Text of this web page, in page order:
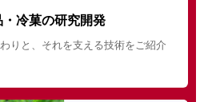
・冷菓の研究開発
りと、それを支える技術をご紹介